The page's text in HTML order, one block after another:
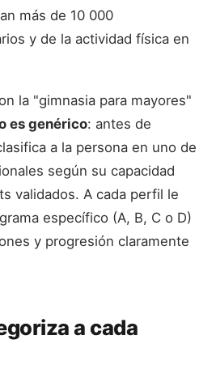
más de 10 000
y de la actividad física en
la "gimnasia para mayores"
es genérico: antes de
a la persona en uno de
según su capacidad
validados. A cada perfil le
específico (A, B, C o D)
y progresión claramente
a cada